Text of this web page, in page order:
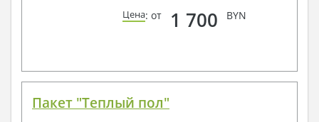
Цена: от 1 700 BYN
Пакет "Теплый пол"